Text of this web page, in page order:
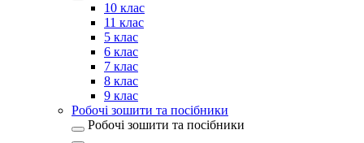
10 клас
11 клас
5 клас
6 клас
7 клас
8 клас
9 клас
Робочі зошити та посібники
Робочі зошити та посібники